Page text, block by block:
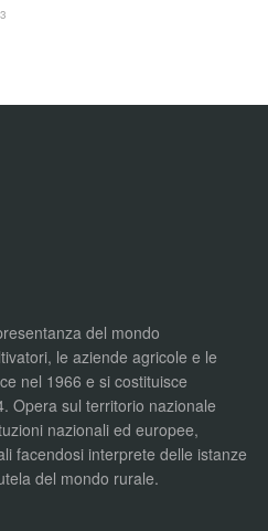
del mondo
le aziende agricole e le
nel 1966 e si costituisce
Opera sul territorio nazionale
nazionali ed europee,
facendosi interprete delle istanze
del mondo rurale.